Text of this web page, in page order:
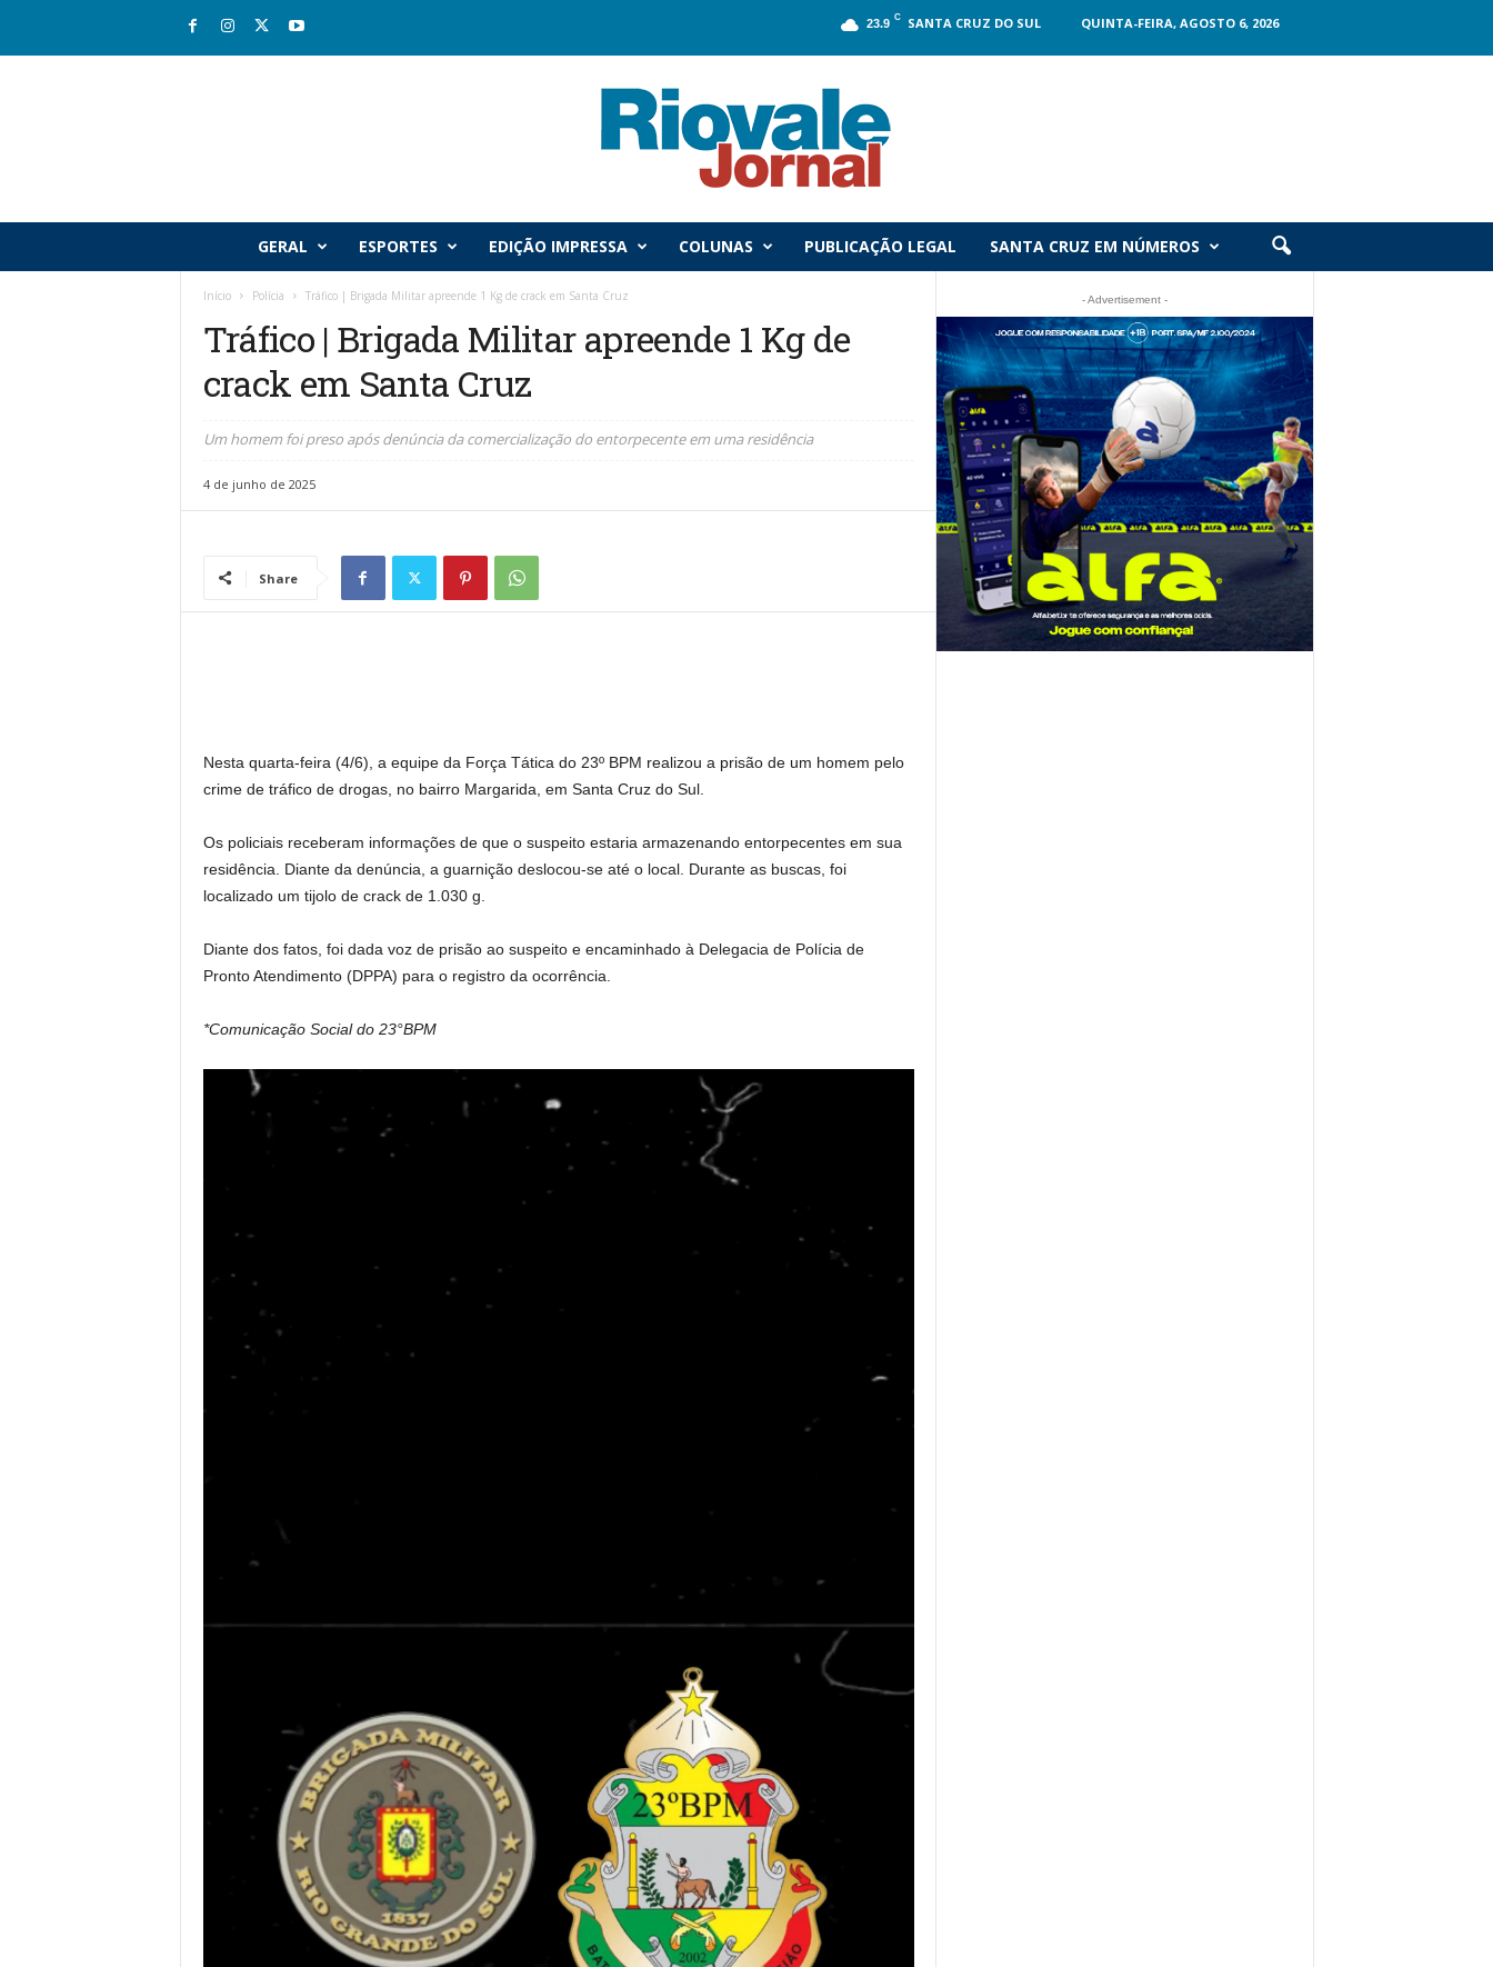
23.9 C SANTA CRUZ DO SUL QUINTA-FEIRA, AGOSTO 6, 2026
GERAL ESPORTES EDIÇÃO IMPRESSA COLUNAS PUBLICAÇÃO LEGAL SANTA CRUZ EM NÚMEROS
Início Polícia Tráfico | Brigada Militar apreende 1 Kg de crack em Santa Cruz
Tráfico | Brigada Militar apreende 1 Kg de
crack em Santa Cruz
Um homem foi preso após denúncia da comercialização do entorpecente em uma residência
4 de junho de 2025
Share
Nesta quarta-feira (4/6), a equipe da Força Tática do 23º BPM realizou a prisão de um homem pelo
crime de tráfico de drogas, no bairro Margarida, em Santa Cruz do Sul.
Os policiais receberam informações de que o suspeito estaria armazenando entorpecentes em sua
residência. Diante da denúncia, a guarnição deslocou-se até o local. Durante as buscas, foi
localizado um tijolo de crack de 1.030 g.
Diante dos fatos, foi dada voz de prisão ao suspeito e encaminhado à Delegacia de Polícia de
Pronto Atendimento (DPPA) para o registro da ocorrência.
*Comunicação Social do 23°BPM
- Advertisement -